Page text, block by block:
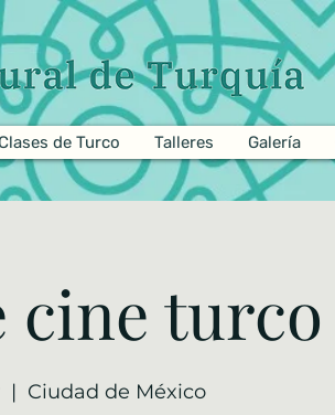
Clases de Turco Talleres Galería
cine turco
  |
Ciudad de México